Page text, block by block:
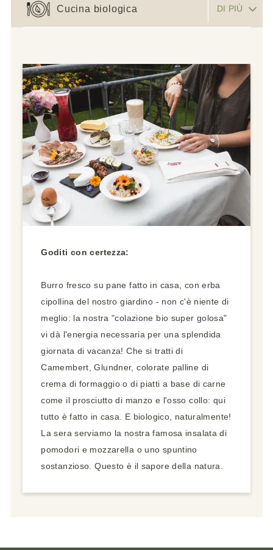
DI PIÙ
Cucina biologica
Goditi con certezza:
Burro fresco su pane fatto in casa, con erba
cipollina del nostro giardino - non c'è niente di
meglio: la nostra "colazione bio super golosa"
vi dà l'energia necessaria per una splendida
giornata di vacanza! Che si tratti di
Camembert, Glundner, colorate palline di
crema di formaggio o di piatti a base di carne
come il prosciutto di manzo e l'osso collo: qui
tutto è fatto in casa. E biologico, naturalmente!
La sera serviamo la nostra famosa insalata di
pomodori e mozzarella o uno spuntino
sostanzioso. Questo è il sapore della natura.